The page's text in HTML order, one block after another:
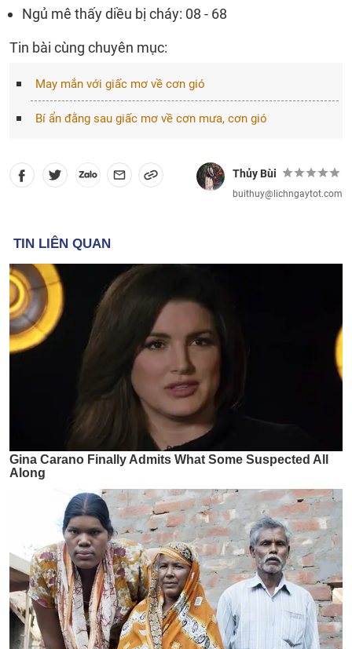
Ngủ mê thấy diều bị cháy: 08 - 68
Tin bài cùng chuyên mục:
May mắn với giấc mơ về cơn gió
Bí ẩn đằng sau giấc mơ về cơn mưa, cơn gió
Thủy Bùi
buithuy@lichngaytot.com